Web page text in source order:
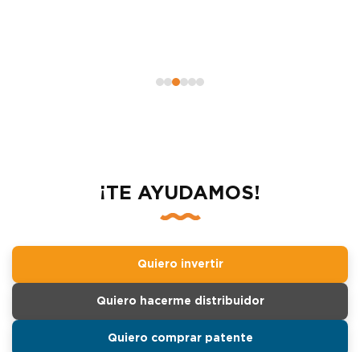
¡TE AYUDAMOS!
Quiero invertir
Quiero hacerme distribuidor
Quiero comprar patente